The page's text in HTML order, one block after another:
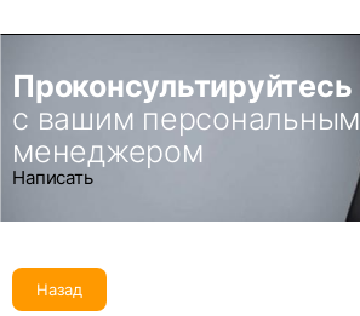
Проконсультируйтесь
с вашим персональным
менеджером
Написать
Назад